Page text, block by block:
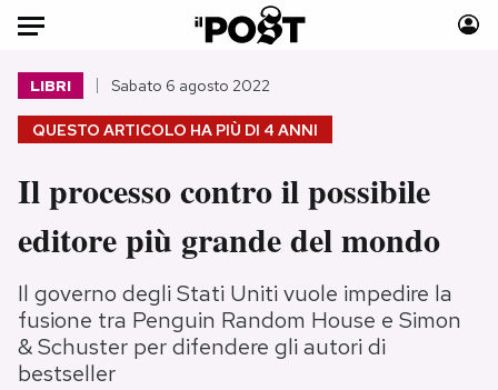
Auto
HOME
Italia
Politica
Tecnologia
Internet
Scienza
Cultura
Moda
Consumismi
Storie/Idee
Ok Boomer!
Media
QUESTO ARTICOLO HA PIÙ DI 4 ANNI
LIBRI Sabato 6 agosto 2022
Il processo contro il possibile
editore più grande del mondo
Il governo degli Stati Uniti vuole impedire la
fusione tra Penguin Random House e Simon
& Schuster per difendere gli autori di
bestseller